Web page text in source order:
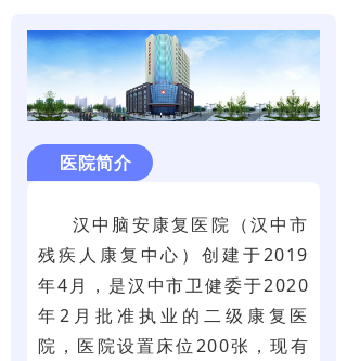
医院简介
汉中脑安康复医院（汉中市
残疾人康复中心）创建于2019
年4月，是汉中市卫健委于2020
年2月批准执业的二级康复医
院，医院设置床位200张，现有